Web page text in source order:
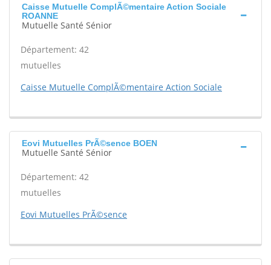
Caisse Mutuelle ComplÃ©mentaire Action Sociale
ROANNE
Mutuelle Santé Sénior
Département: 42
mutuelles
Caisse Mutuelle ComplÃ©mentaire Action Sociale
Eovi Mutuelles PrÃ©sence BOEN
Mutuelle Santé Sénior
Département: 42
mutuelles
Eovi Mutuelles PrÃ©sence